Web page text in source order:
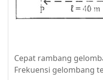
Cepat rambang
Frekuensi gelombang